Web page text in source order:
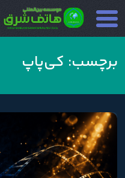
برچسب: کی‌پاپ